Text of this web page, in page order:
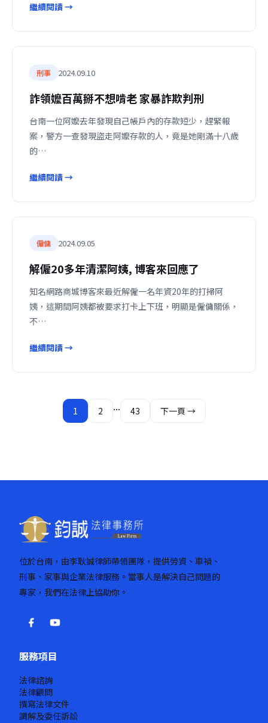
繼續閱讀 →
刑事 2024.09.10
詐領嬤百萬掰不想啃老 家暴詐欺判刑
台南一位阿嬤去年發現自己帳戶內的存款短少，趕緊報
案，警方一查發現盜走阿嬤存款的人，竟是她剛滿十八歲
的…
繼續閱讀 →
僱傭 2024.09.05
解僱20多年清潔阿姨, 博客來回應了
知名網路商城博客來最近解僱一名年資20年的打掃阿
姨，這期間阿姨都被要求打卡上下班，明顯是僱傭關係，
不…
繼續閱讀 →
1 2 ... 43 下一頁 →
位於台南，由李耿誠律師帶領團隊，提供勞資、車禍、
刑事、家事與企業法律服務。當事人是解決自己問題的
專家，我們在法律上協助你。
服務項目
法律諮詢
法律顧問
撰寫法律文件
調解及委任訴訟